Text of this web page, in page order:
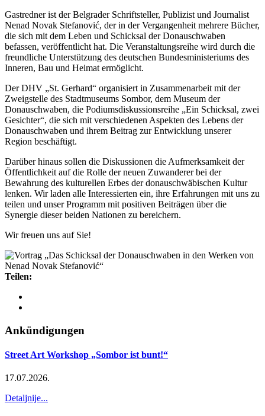
Gastredner ist der Belgrader Schriftsteller, Publizist und Journalist
Nenad Novak Stefanović, der in der Vergangenheit mehrere Bücher,
die sich mit dem Leben und Schicksal der Donauschwaben
befassen, veröffentlicht hat. Die Veranstaltungsreihe wird durch die
freundliche Unterstützung des deutschen Bundesministeriums des
Inneren, Bau und Heimat ermöglicht.
Der DHV „St. Gerhard“ organisiert in Zusammenarbeit mit der
Zweigstelle des Stadtmuseums Sombor, dem Museum der
Donauschwaben, die Podiumsdiskussionsreihe „Ein Schicksal, zwei
Gesichter“, die sich mit verschiedenen Aspekten des Lebens der
Donauschwaben und ihrem Beitrag zur Entwicklung unserer
Region beschäftigt.
Darüber hinaus sollen die Diskussionen die Aufmerksamkeit der
Öffentlichkeit auf die Rolle der neuen Zuwanderer bei der
Bewahrung des kulturellen Erbes der donauschwäbischen Kultur
lenken. Wir laden alle Interessierten ein, ihre Erfahrungen mit uns zu
teilen und unser Programm mit positiven Beiträgen über die
Synergie dieser beiden Nationen zu bereichern.
Wir freuen uns auf Sie!
Teilen:
Ankündigungen
Street Art Workshop „Sombor ist bunt!“
17.07.2026.
Detaljnije...